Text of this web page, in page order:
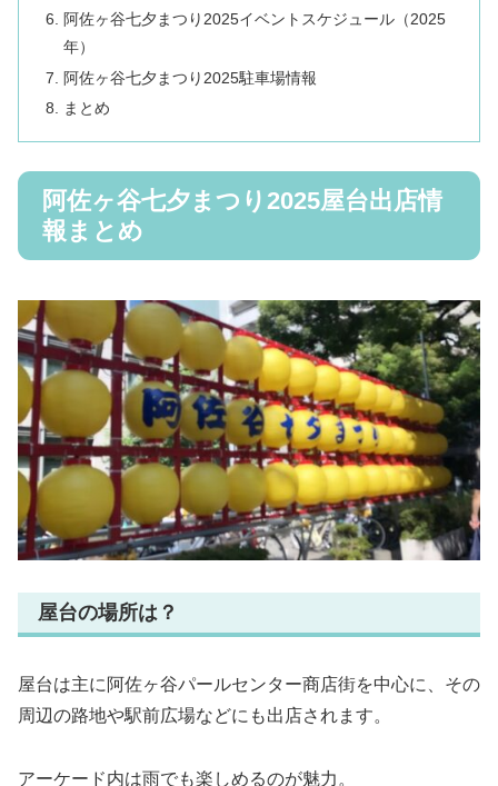
阿佐ヶ谷七夕まつり2025イベントスケジュール（2025
年）
阿佐ヶ谷七夕まつり2025駐車場情報
まとめ
阿佐ヶ谷七夕まつり2025屋台出店情
報まとめ
屋台の場所は？
屋台は主に阿佐ヶ谷パールセンター商店街を中心に、その
周辺の路地や駅前広場などにも出店されます。
アーケード内は雨でも楽しめるのが魅力。